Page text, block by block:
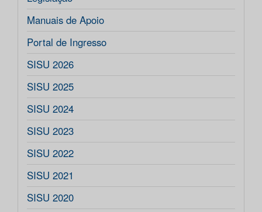
Manuais de Apoio
Portal de Ingresso
SISU 2026
SISU 2025
SISU 2024
SISU 2023
SISU 2022
SISU 2021
SISU 2020